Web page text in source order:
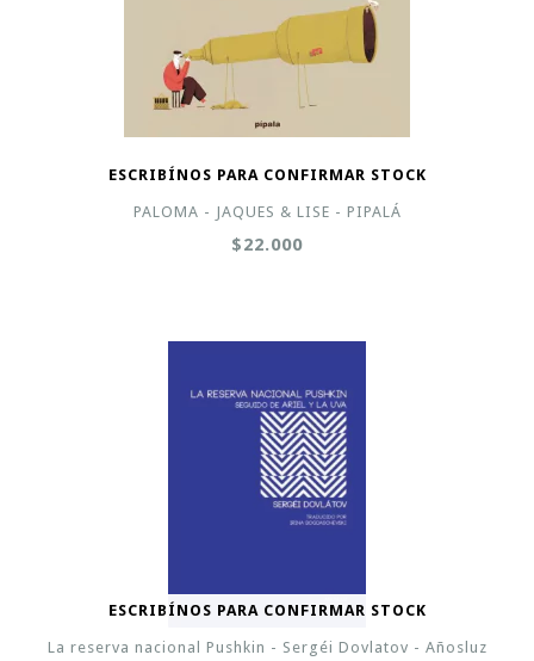
ESCRIBÍNOS PARA CONFIRMAR STOCK
PALOMA - JAQUES & LISE - PIPALÁ
$22.000
ESCRIBÍNOS PARA CONFIRMAR STOCK
La reserva nacional Pushkin - Sergéi Dovlatov - Añosluz